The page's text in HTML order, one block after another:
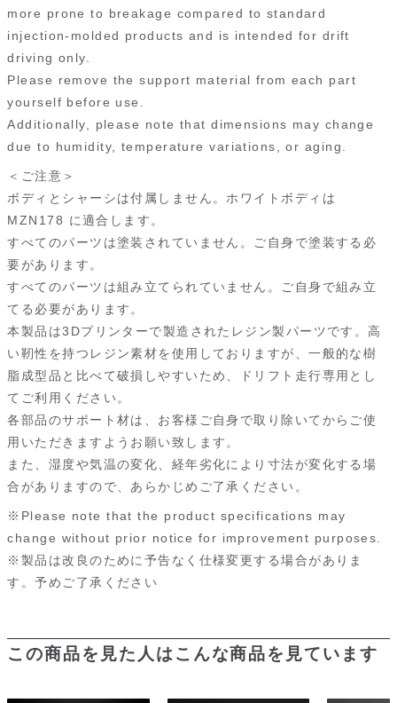
more prone to breakage compared to standard
injection-molded products and is intended for drift
driving only.
Please remove the support material from each part
yourself before use.
Additionally, please note that dimensions may change
due to humidity, temperature variations, or aging.
＜ご注意＞
ボディとシャーシは付属しません。ホワイトボディは
MZN178 に適合します。
すべてのパーツは塗装されていません。ご自身で塗装する必
要があります。
すべてのパーツは組み立てられていません。ご自身で組み立
てる必要があります。
本製品は3Dプリンターで製造されたレジン製パーツです。高
い靭性を持つレジン素材を使用しておりますが、一般的な樹
脂成型品と比べて破損しやすいため、ドリフト走行専用とし
てご利用ください。
各部品のサポート材は、お客様ご自身で取り除いてからご使
用いただきますようお願い致します。
また、湿度や気温の変化、経年劣化により寸法が変化する場
合がありますので、あらかじめご了承ください。
※Please note that the product specifications may
change without prior notice for improvement purposes.
※製品は改良のために予告なく仕様変更する場合がありま
す。予めご了承ください
この商品を見た人はこんな商品を見ています